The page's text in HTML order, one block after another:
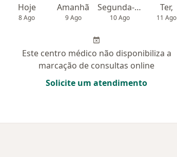
Hoje
8 Ago
Amanhã
9 Ago
Segunda-feira
10 Ago
Ter,
11 Ago
Este centro médico não disponibiliza a
marcação de consultas online
Solicite um atendimento